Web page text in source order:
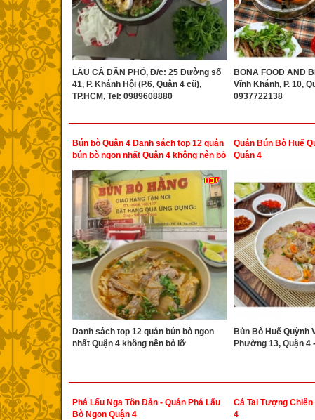
LẨU CÁ DÂN PHỐ, Đ/c: 25 Đường số
41, P. Khánh Hội (P.6, Quận 4 cũ),
TP.HCM, Tel: 0989608880
BONA FOOD AND
Vĩnh Khánh, P. 10,
0937722138
Bún bò Quận 4 Danh sách top 12 quán
bún bò ngon nhất Quận 4 không nên bỏ
Danh sách top 12 quán bún bò ngon
nhất Quận 4 không nên bỏ lỡ
Quán Bún Bò Huế
Quận 4
Bún Bò Huế Quỳnh
Phường 13, Quận 4 -
Phá Lấu Nga Tôn Đản - Quán Phá Lấu
Bò Ngon Quận 4
Cá Tai Tượng Chiên
4